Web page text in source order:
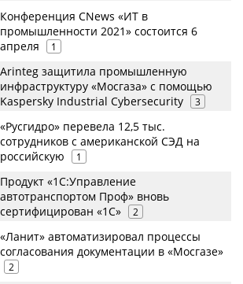
Конференция CNews «ИТ в
промышленности 2021» состоится 6
апреля
1
Arinteg защитила промышленную
инфраструктуру «Мосгаза» с помощью
Kaspersky Industrial Cybersecurity
3
«Русгидро» перевела 12,5 тыс.
сотрудников с американской СЭД на
российскую
1
Продукт «1С:Управление
автотранспортом Проф» вновь
сертифицирован «1С»
2
«Ланит» автоматизировал процессы
согласования документации в «Мосгазе»
2